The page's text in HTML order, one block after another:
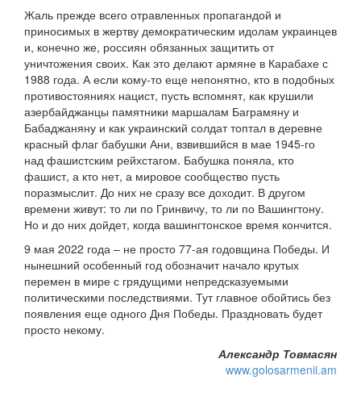
Жаль прежде всего отравленных пропагандой и
приносимых в жертву демократическим идолам украинцев
и, конечно же, россиян обязанных защитить от
уничтожения своих. Как это делают армяне в Карабахе с
1988 года. А если кому-то еще непонятно, кто в подобных
противостояниях нацист, пусть вспомнят, как крушили
азербайджанцы памятники маршалам Баграмяну и
Бабаджаняну и как украинский солдат топтал в деревне
красный флаг бабушки Ани, взвившийся в мае 1945-го
над фашистским рейхстагом. Бабушка поняла, кто
фашист, а кто нет, а мировое сообщество пусть
поразмыслит. До них не сразу все доходит. В другом
времени живут: то ли по Гринвичу, то ли по Вашингтону.
Но и до них дойдет, когда вашингтонское время кончится.
9 мая 2022 года – не просто 77-ая годовщина Победы. И
нынешний особенный год обозначит начало крутых
перемен в мире с грядущими непредсказуемыми
политическими последствиями. Тут главное обойтись без
появления еще одного Дня Победы. Праздновать будет
просто некому.
Александр Товмасян
www.golosarmenii.am